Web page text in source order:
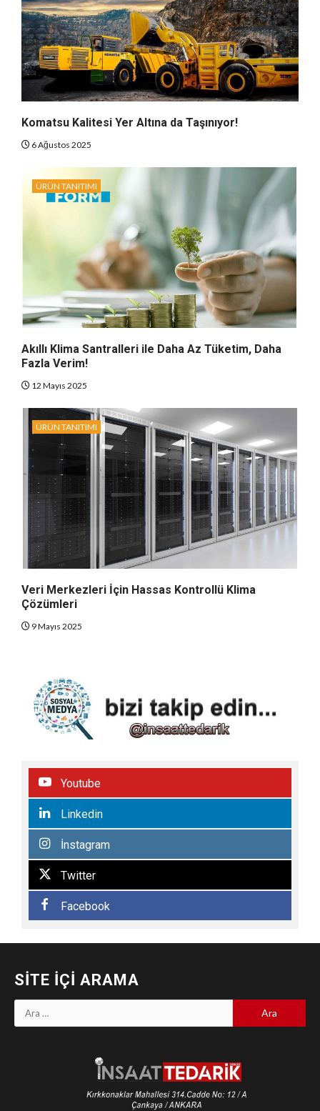
Komatsu Kalitesi Yer Altına da Taşınıyor!
6 Ağustos 2025
ÜRÜN TANITIMI
Akıllı Klima Santralleri ile Daha Az Tüketim, Daha
Fazla Verim!
12 Mayıs 2025
ÜRÜN TANITIMI
Veri Merkezleri İçin Hassas Kontrollü Klima
Çözümleri
9 Mayıs 2025
Youtube
Linkedin
İnstagram
Twitter
Facebook
SITE İÇI ARAMA
Arama: